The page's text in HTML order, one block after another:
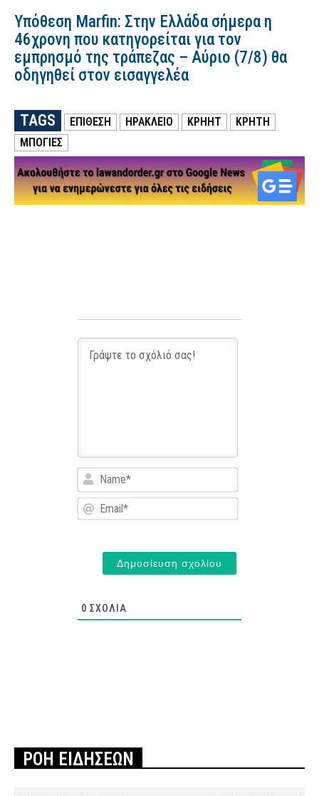
Υπόθεση Marfin: Στην Ελλάδα σήμερα η
46χρονη που κατηγορείται για τον
εμπρησμό της τράπεζας – Αύριο (7/8) θα
οδηγηθεί στον εισαγγελέα
TAGS ΕΠΙΘΕΣΗ ΗΡΑΚΛΕΙΟ ΚΡΗΗΤ
ΚΡΗΤΗ
ΜΠΟΓΙΕΣ
Name*
Email*
0 ΣΧΌΛΙΑ
ΡΟΗ ΕΙΔΗΣΕΩΝ